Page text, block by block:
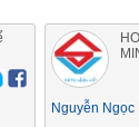
Nguyễn Ngọc